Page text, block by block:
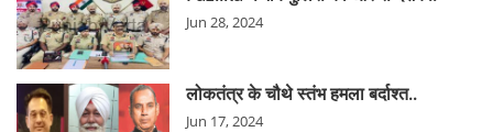
Jun 28, 2024
लोकतंत्र के चौथे स्तंभ हमला बर्दाश्त..
Jun 17, 2024